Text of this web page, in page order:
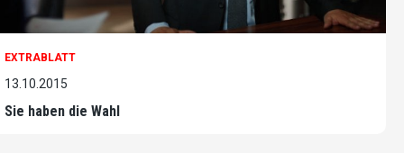
EXTRABLATT
13.10.2015
Sie haben die Wahl